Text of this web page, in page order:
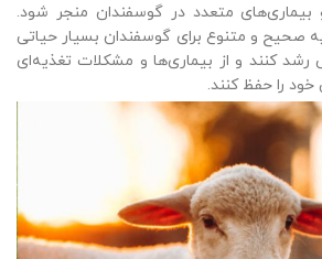
متعدد در گوسفندان منجر شود.
صحیح و متنوع برای گوسفندان بسیار حیاتی
رشد کنند و از بیماری‌ها و مشکلات تغذیه‌ای
را حفظ کنند.